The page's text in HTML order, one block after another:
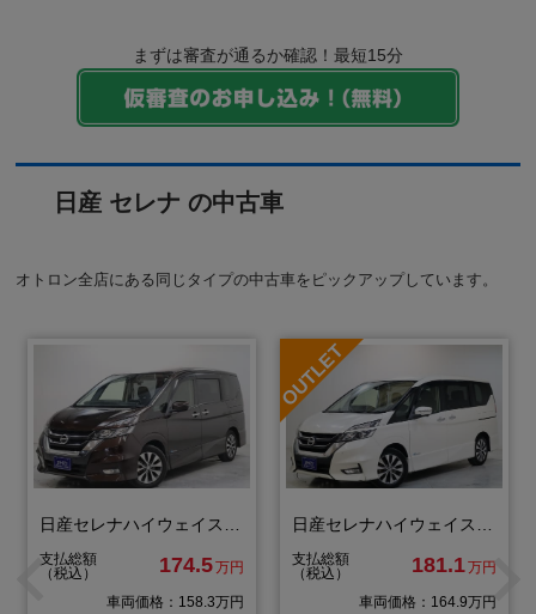
まずは審査が通るか確認！最短15分
日産 セレナ の中古車
オトロン全店にある同じタイプの中古車をピックアップしています。
日産セレナハイウェイスター プロパイロットエディション
支払総額
（税込）
174.5万円
車両価格：158.3万円
日産セレナハイウェイスター Ｖセレクション
支払総額
（税込）
181.1万円
車両価格：164.9万円